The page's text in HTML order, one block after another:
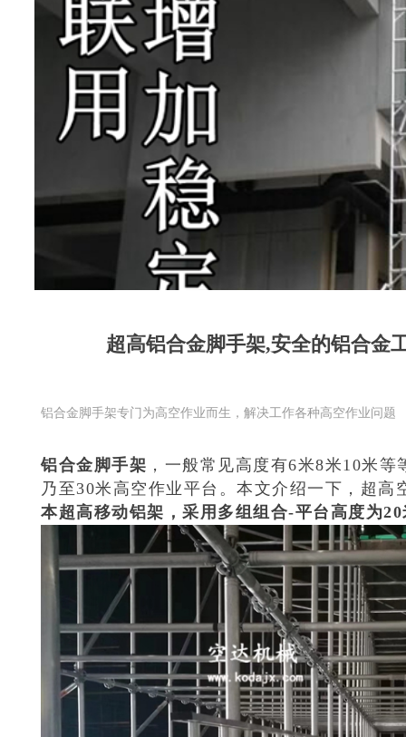
超高铝合金脚手架,安全的铝合金
铝合金脚手架专门为高空作业而生，解决工作各种高空作业问题
铝合金脚手架 ，一般常见高度有6米8米10米
乃至30米高空作业平台。本文介绍一下，超高
本超高移动铝架，采用多组组合-平台高度为20